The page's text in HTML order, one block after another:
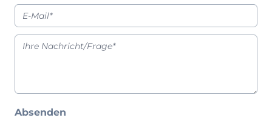
JUGENDZIMMER
PROSPEKTE & KATALOGE
XOOON Prospekt
Absenden